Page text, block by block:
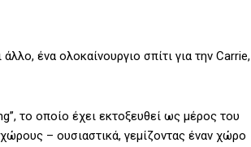
ένα ολοκαίνουργιο σπίτι για την Carrie,
το οποίο έχει εκτοξευθεί ως μέρος του
– ουσιαστικά, γεμίζοντας έναν χώρο